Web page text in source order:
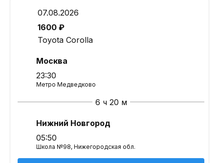
07.08.2026
1600 ₽
Toyota Corolla
Москва
23:30
Метро Медведково
6 ч 20 м
Нижний Новгород
05:50
Школа №98, Нижегородская обл.